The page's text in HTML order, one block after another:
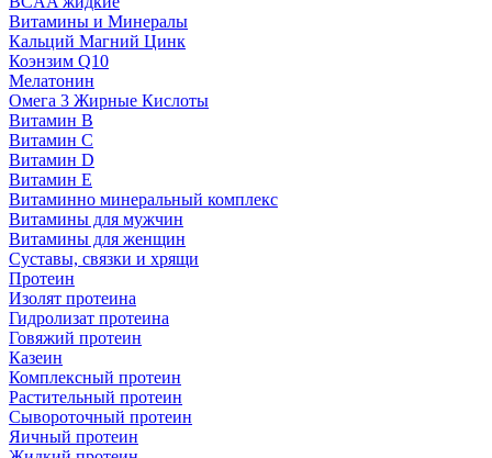
Витамины и Минералы
Кальций Магний Цинк
Коэнзим Q10
Мелатонин
Омега 3 Жирные Кислоты
Витамин B
Витамин C
Витамин D
Витамин E
Витаминно минеральный комплекс
Витамины для мужчин
Витамины для женщин
Суставы, связки и хрящи
Протеин
Изолят протеина
Гидролизат протеина
Говяжий протеин
Казеин
Комплексный протеин
Растительный протеин
Сывороточный протеин
Яичный протеин